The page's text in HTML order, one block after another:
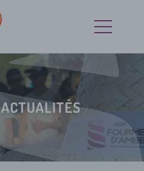
ACTUALITÉS